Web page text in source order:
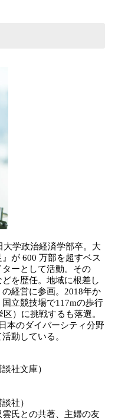
大学政治経済学部卒。大
が 600 万部を超すベス
ターとして活動。その
を歴任。地域に根差し
経営に参画。2018年か
立競技場で117mの歩行
）に挑戦するも落選。
本のダイバーシティ分野
動している。
社文庫）
社）
雲氏との共著、主婦の友